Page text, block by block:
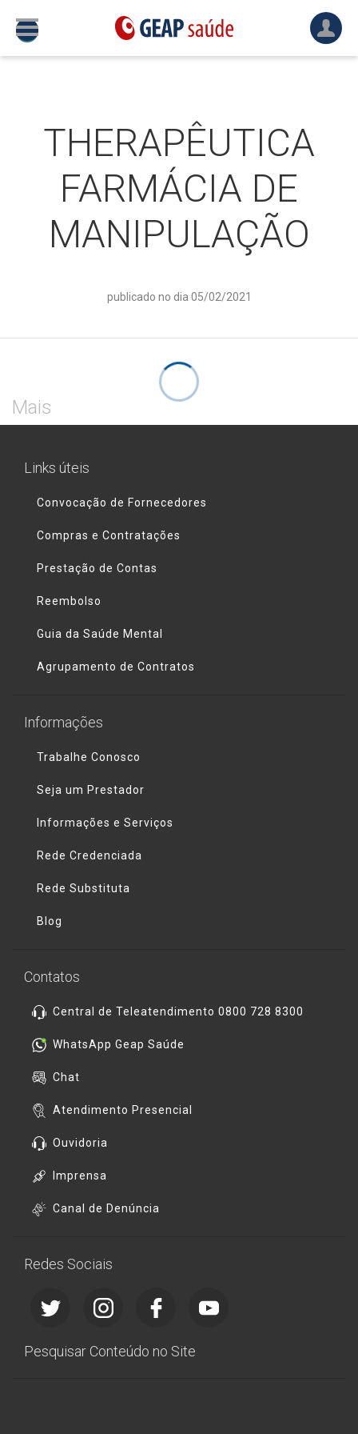
THERAPÊUTICA
FARMÁCIA DE
MANIPULAÇÃO
publicado no dia 05/02/2021
Mais
Links úteis
Convocação de Fornecedores
Compras e Contratações
Prestação de Contas
Reembolso
Guia da Saúde Mental
Agrupamento de Contratos
Informações
Trabalhe Conosco
Seja um Prestador
Informações e Serviços
Rede Credenciada
Rede Substituta
Blog
Contatos
Central de Teleatendimento 0800 728 8300
WhatsApp Geap Saúde
Chat
Atendimento Presencial
Ouvidoria
Imprensa
Canal de Denúncia
Redes Sociais
Pesquisar Conteúdo no Site